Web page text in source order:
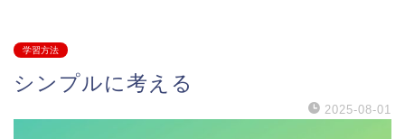
学習方法
シンプルに考える
2025-08-01